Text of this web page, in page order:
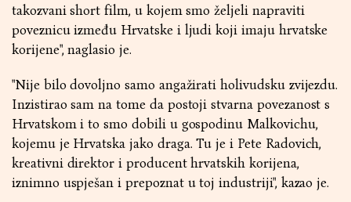
takozvani short film, u kojem smo željeli napraviti
poveznicu između Hrvatske i ljudi koji imaju hrvatske
korijene", naglasio je.
"Nije bilo dovoljno samo angažirati holivudsku zvijezdu.
Inzistirao sam na tome da postoji stvarna povezanost s
Hrvatskom i to smo dobili u gospodinu Malkovichu,
kojemu je Hrvatska jako draga. Tu je i Pete Radovich,
kreativni direktor i producent hrvatskih korijena,
iznimno uspješan i prepoznat u toj industriji", kazao je.